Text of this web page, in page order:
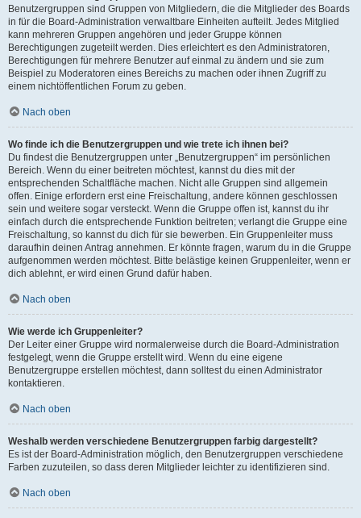
Benutzergruppen sind Gruppen von Mitgliedern, die die Mitglieder des Boards
in für die Board-Administration verwaltbare Einheiten aufteilt. Jedes Mitglied
kann mehreren Gruppen angehören und jeder Gruppe können
Berechtigungen zugeteilt werden. Dies erleichtert es den Administratoren,
Berechtigungen für mehrere Benutzer auf einmal zu ändern und sie zum
Beispiel zu Moderatoren eines Bereichs zu machen oder ihnen Zugriff zu
einem nichtöffentlichen Forum zu geben.
Nach oben
Wo finde ich die Benutzergruppen und wie trete ich ihnen bei?
Du findest die Benutzergruppen unter „Benutzergruppen“ im persönlichen
Bereich. Wenn du einer beitreten möchtest, kannst du dies mit der
entsprechenden Schaltfläche machen. Nicht alle Gruppen sind allgemein
offen. Einige erfordern erst eine Freischaltung, andere können geschlossen
sein und weitere sogar versteckt. Wenn die Gruppe offen ist, kannst du ihr
einfach durch die entsprechende Funktion beitreten; verlangt die Gruppe eine
Freischaltung, so kannst du dich für sie bewerben. Ein Gruppenleiter muss
daraufhin deinen Antrag annehmen. Er könnte fragen, warum du in die Gruppe
aufgenommen werden möchtest. Bitte belästige keinen Gruppenleiter, wenn er
dich ablehnt, er wird einen Grund dafür haben.
Nach oben
Wie werde ich Gruppenleiter?
Der Leiter einer Gruppe wird normalerweise durch die Board-Administration
festgelegt, wenn die Gruppe erstellt wird. Wenn du eine eigene
Benutzergruppe erstellen möchtest, dann solltest du einen Administrator
kontaktieren.
Nach oben
Weshalb werden verschiedene Benutzergruppen farbig dargestellt?
Es ist der Board-Administration möglich, den Benutzergruppen verschiedene
Farben zuzuteilen, so dass deren Mitglieder leichter zu identifizieren sind.
Nach oben